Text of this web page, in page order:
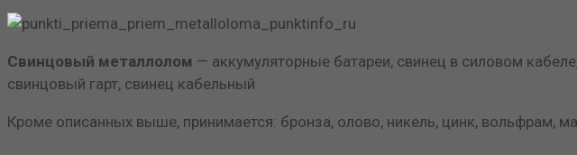
Свинцовый металлолом — аккумуляторные батареи, свинец в силовом
свинцовый гарт, свинец кабельный
Кроме описанных выше, принимается: бронза, олово, никель, цинк, вольфрам,